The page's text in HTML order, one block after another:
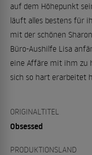
auf dem Höhepunkt
läuft alles bestens für
mit der schönen
Büro-Aushilfe Lisa
eine Affäre mit ihm zu
sich so hart erarbeitet
ORIGINALTITEL
Obsessed
PRODUKTIONSLAND